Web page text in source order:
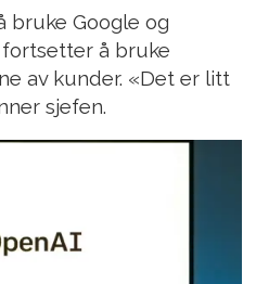
bruke Google og
å bruke
av kunder. «Det er litt
sjefen.